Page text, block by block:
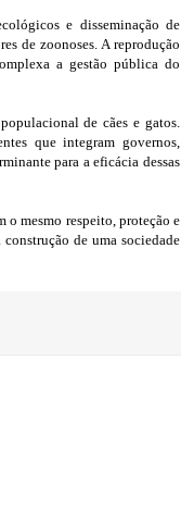
e disseminação de
de zoonoses. A reprodução
a gestão pública do
de cães e gatos.
que integram governos,
para a eficácia dessas
o mesmo respeito, proteção e
de uma sociedade